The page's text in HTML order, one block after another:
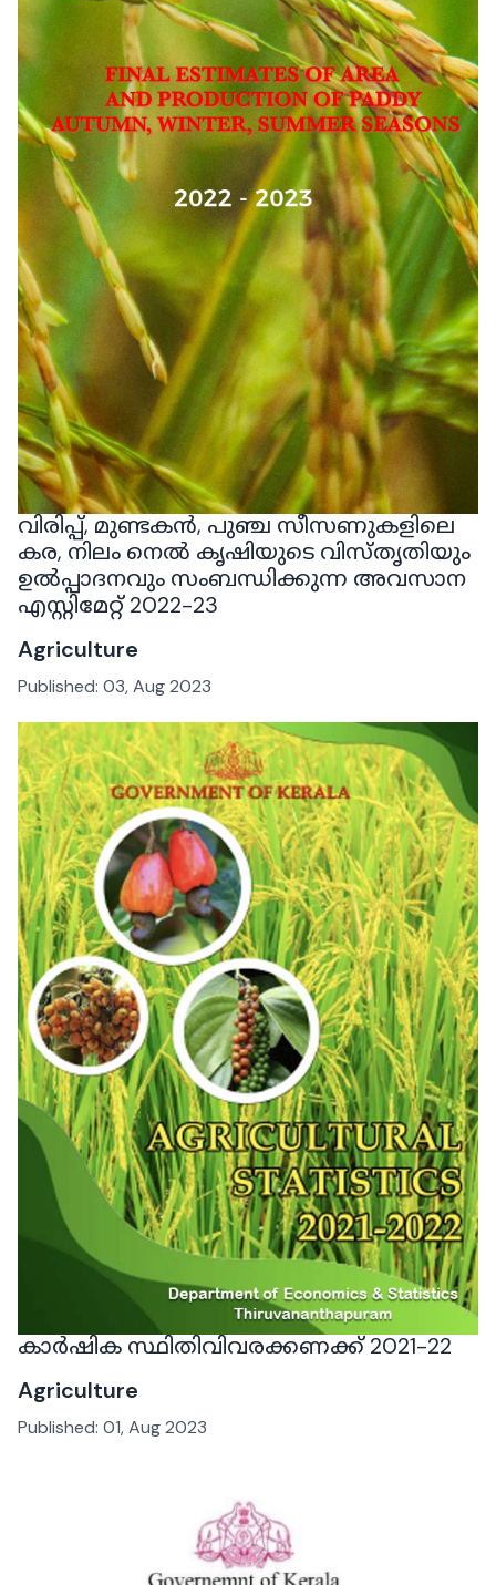
വിരിപ്പ്, മുണ്ടകൻ, പുഞ്ച സീസണുകളിലെ
കര, നിലം നെൽ കൃഷിയുടെ വിസ്തൃതിയും
ഉൽപ്പാദനവും സംബന്ധിക്കുന്ന അവസാന
എസ്റ്റിമേറ്റ് 2022-23
Agriculture
Published: 03, Aug 2023
കാർഷിക സ്ഥിതിവിവരക്കണക്ക് 2021-22
Agriculture
Published: 01, Aug 2023